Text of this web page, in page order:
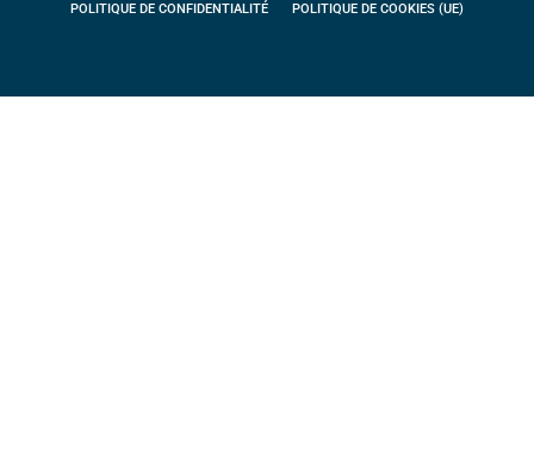
POLITIQUE DE CONFIDENTIALITÉ
POLITIQUE DE COOKIES (UE)